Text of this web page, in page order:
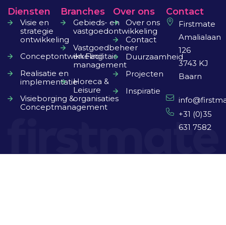
Diensten
Visie en
strategie
ontwikkeling
Conceptontwikkeling
Realisatie en
implementatie
Visieborging &
Conceptmanagement
Branches
Gebieds- en
vastgoedontwikkeling
Vastgoedbeheer
en Facilitair
management
Horeca &
Leisure
organisaties
Over ons
Over ons
Contact
Duurzaamheid
Projecten
Inspiratie
Contact
Firstmate
Amalialaan
126
3743 KJ
Baarn
+31 (0)35
631 7582